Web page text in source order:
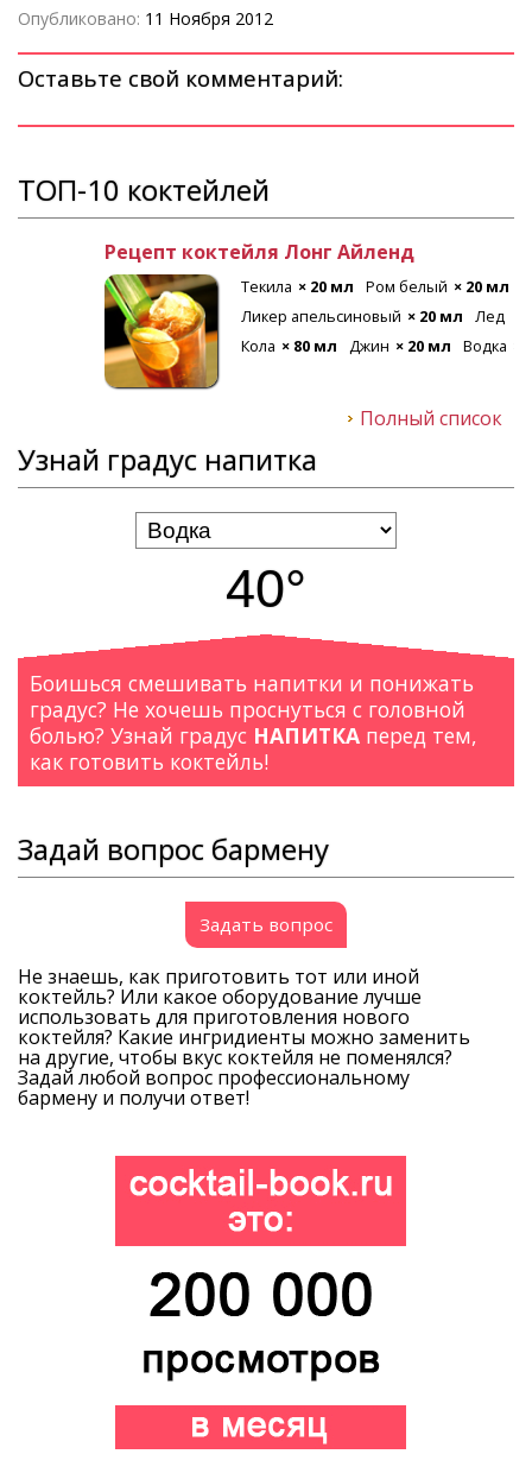
Опубликовано: 11 Ноября 2012
Оставьте свой комментарий:
ТОП-10 коктейлей
Рецепт коктейля Лонг Айленд
Текила × 20 мл Ром белый
× 20 мл
Ликер апельсиновый × 20 мл Лед
Кола × 80 мл Джин × 20 мл Водка × 20 мл
Полный список
Узнай градус напитка
40°
Боишься смешивать напитки и понижать
градус? Не хочешь проснуться с головной
болью? Узнай градус НАПИТКА перед тем,
как готовить коктейль!
Задай вопрос бармену
Задать вопрос
Не знаешь, как приготовить тот или иной
коктейль? Или какое оборудование лучше
использовать для приготовления нового
коктейля? Какие ингридиенты можно заменить
на другие, чтобы вкус коктейля не поменялся?
Задай любой вопрос профессиональному
бармену и получи ответ!